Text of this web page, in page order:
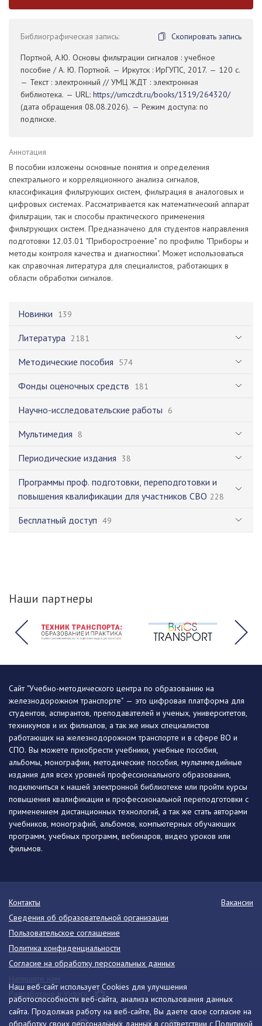
Новинки 139
Литература 2181
Методические пособия 574
Фонды оценочных средств 181
Научно-исследовательские работы 6
Мультимедия 8
Периодические издания 38
Программы проф. подготовки, переподготовки и
повышения квалификации для участников СВО 228
Бесплатный доступ 49
Библиографическая запись:
Скопировать запись
Портной, А.Ю. Основы фильтрации сигналов : учебное
пособие / А. Ю. Портной. — Иркутск : ИрГУПС, 2017. — 120 с.
— Текст : электронный // УМЦ ЖДТ : электронная
библиотека. — URL: https://umczdt.ru/books/1319/264320/
(дата обращения 08.08.2026). — Режим доступа: по
подписке.
Аннотация
В пособии изложены основные понятия и определения
спектрального и корреляционного анализа сигналов,
классификация фильтрующих систем, фильтрация в аналоговых и
цифровых системах. Рассматривается как математический аппарат
фильтрации, так и способы практического применения
фильтрующих систем. Предназначено для студентов направления
подготовки 12.03.01 "Приборостроение" по профилю "Приборы и
методы контроля качества и диагностики". Может использоваться
как справочная литература для специалистов, работающих в
области обработки сигналов.
Наши партнеры
Наш веб-сайт использует Cookies для улучшения
работоспособности веб-сайта, анализа использования данных
сайта. Продолжая работу на веб-сайте, Вы даете свое согласие на
обработку своих персональных данных в соответствии с Политикой
Сайт "Учебно-методического центра по образованию на
железнодорожном транспорте" — это цифровая платформа для
студентов, аспирантов, преподавателей и ученых, университетов,
техникумов и их филиалов, а так же иных специалистов
работающих на железнодорожном транспорте и в сфере ВО и
СПО. Вы можете приобрести учебники, учебные пособия,
альбомы, монографии, методические пособия, мультимедийные
издания для всех уровней профессионального образования,
подключиться к нашей электронной библиотеке или пройти курсы
повышения квалификации и профессиональной переподготовки с
применением дистанционных технологий, а так же стать авторами
учебников, монографий, альбомов, компьютерных обучающих
программ, учебных программ, вебинаров, видео уроков или
фильмов.
Контакты
Вакансии
Сведения об образовательной организации
Пользовательское соглашение
Политика конфиденциальности
Согласие на обработку персональных данных
Разработано в Victory